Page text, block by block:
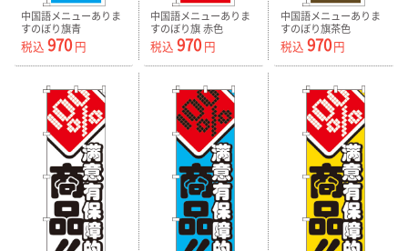
中国語メニューありま
すのぼり旗青
0700137IN
税込 970 円
中国語メニューありま
すのぼり旗 赤色
0700138IN
税込 970円
中国語メニューありま
すのぼり旗茶色
0700139IN
税込 970円